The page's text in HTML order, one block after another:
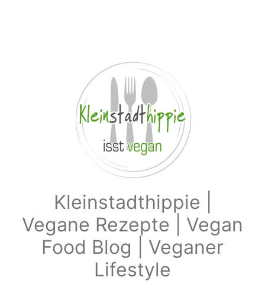
Kleinstadthippie |
Vegane Rezepte | Vegan
Food Blog | Veganer
Lifestyle